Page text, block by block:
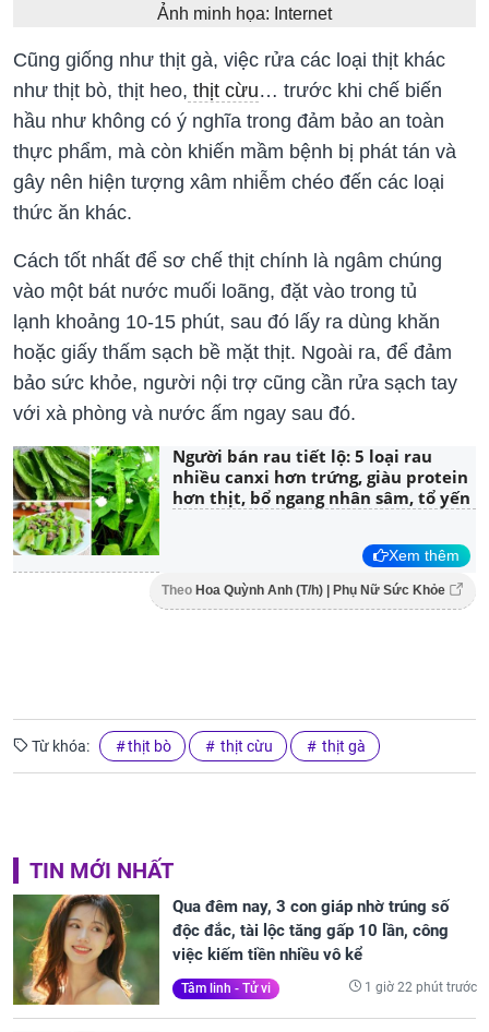
Ảnh minh họa: Internet
Cũng giống như thịt gà, việc rửa các loại thịt khác
như thịt bò, thịt heo, thịt cừu… trước khi chế biến
hầu như không có ý nghĩa trong đảm bảo an toàn
thực phẩm, mà còn khiến mầm bệnh bị phát tán và
gây nên hiện tượng xâm nhiễm chéo đến các loại
thức ăn khác.
Cách tốt nhất để sơ chế thịt chính là ngâm chúng
vào một bát nước muối loãng, đặt vào trong tủ
lạnh khoảng 10-15 phút, sau đó lấy ra dùng khăn
hoặc giấy thấm sạch bề mặt thịt. Ngoài ra, để đảm
bảo sức khỏe, người nội trợ cũng cần rửa sạch tay
với xà phòng và nước ấm ngay sau đó.
Người bán rau tiết lộ: 5 loại rau
nhiều canxi hơn trứng, giàu protein
hơn thịt, bổ ngang nhân sâm, tổ yến
Xem thêm
Theo Hoa Quỳnh Anh (T/h) | Phụ Nữ Sức Khỏe
Từ khóa: thịt bò thịt cừu thịt gà
TIN MỚI NHẤT
Qua đêm nay, 3 con giáp nhờ trúng số
độc đắc, tài lộc tăng gấp 10 lần, công
việc kiếm tiền nhiều vô kể
Tâm linh - Tử vi 1 giờ 22 phút trước